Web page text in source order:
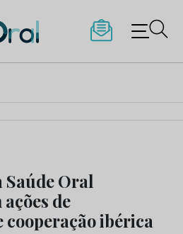
Oral
de
cooperação ibérica